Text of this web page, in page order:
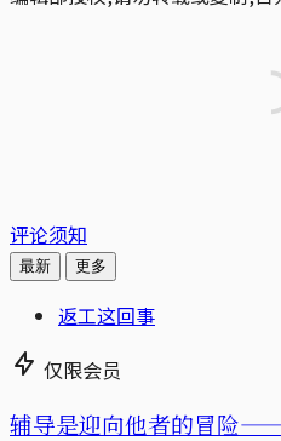
评论须知
最新 更多
返工这回事
仅限会员
辅导是迎向他者的冒险